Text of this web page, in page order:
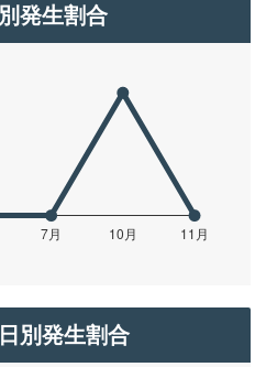
発生割合
別発生割合